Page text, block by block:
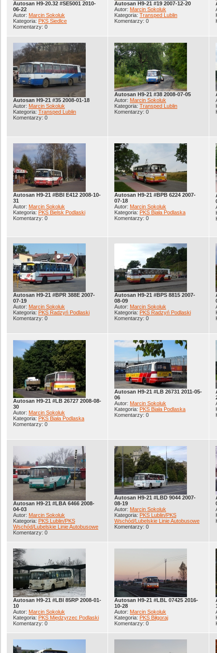
Autosan H9-20.32 #SE5001 2010-
06-22
Autor: Marcin Sokoluk
Kategoria: PKS Siedlce
Komentarzy: 0
Autosan H9-21 #19 2007-12-20
Autor: Marcin Sokoluk
Kategoria: Transped Lublin
Komentarzy: 0
Autosan H9-21 #35 2008-01-18
Autor: Marcin Sokoluk
Kategoria: Transped Lublin
Komentarzy: 0
Autosan H9-21 #38 2008-07-05
Autor: Marcin Sokoluk
Kategoria: Transped Lublin
Komentarzy: 0
Autosan H9-21 #BBI E412 2008-10-
31
Autor: Marcin Sokoluk
Kategoria: PKS Bielsk Podlaski
Komentarzy: 0
Autosan H9-21 #BPB 6224 2007-
07-18
Autor: Marcin Sokoluk
Kategoria: PKS Biała Podlaska
Komentarzy: 0
Autosan H9-21 #BPR 388E 2007-
07-19
Autor: Marcin Sokoluk
Kategoria: PKS Radzyń Podlaski
Komentarzy: 0
Autosan H9-21 #BPS 8815 2007-
08-09
Autor: Marcin Sokoluk
Kategoria: PKS Radzyń Podlaski
Komentarzy: 0
Autosan H9-21 #LB 26727 2008-08-
30
Autor: Marcin Sokoluk
Kategoria: PKS Biała Podlaska
Komentarzy: 0
Autosan H9-21 #LB 26731 2011-05-
06
Autor: Marcin Sokoluk
Kategoria: PKS Biała Podlaska
Komentarzy: 0
Autosan H9-21 #LBA 6466 2008-
04-03
Autor: Marcin Sokoluk
Kategoria: PKS Lublin/PKS
Wschód/Lubelskie Linie Autobusowe
Komentarzy: 0
Autosan H9-21 #LBD 9044 2007-
08-19
Autor: Marcin Sokoluk
Kategoria: PKS Lublin/PKS
Wschód/Lubelskie Linie Autobusowe
Komentarzy: 0
Autosan H9-21 #LBI 85RP 2008-01-
10
Autor: Marcin Sokoluk
Kategoria: PKS Międzyrzec Podlaski
Komentarzy: 0
Autosan H9-21 #LBL 07425 2016-
10-28
Autor: Marcin Sokoluk
Kategoria: PKS Biłgoraj
Komentarzy: 0